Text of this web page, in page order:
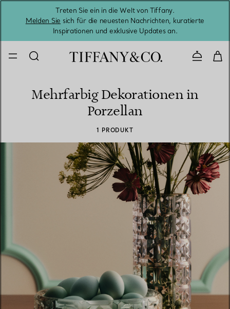
Treten Sie ein in die Welt von Tiffany.
Melden Sie sich für die neuesten Nachrichten, kuratierte
Inspirationen und exklusive Updates an.
Mehrfarbig Dekorationen in
Porzellan
1 PRODUKT